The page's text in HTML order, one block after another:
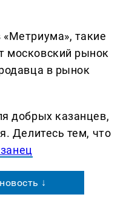
такие
московский рынок
в рынок
добрых казанцев,
Делитеcь тем, что
↓